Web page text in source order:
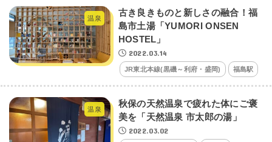
温泉
古き良きものと新しさの融合！福
島市土湯「YUMORI ONSEN
HOSTEL」
2022.03.14
JR東北本線(黒磯～利府・盛岡) 福島駅
温泉
秋保の天然温泉で疲れた体にご褒
美を「天然温泉 市太郎の湯」
2022.03.02